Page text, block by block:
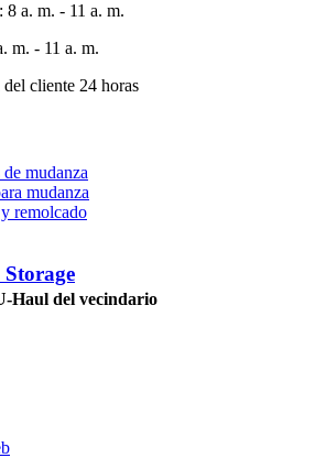
8 a. m. - 11 a. m.
m. - 11 a. m.
cliente 24 horas
mudanza
mudanza
remolcado
Haul del vecindario